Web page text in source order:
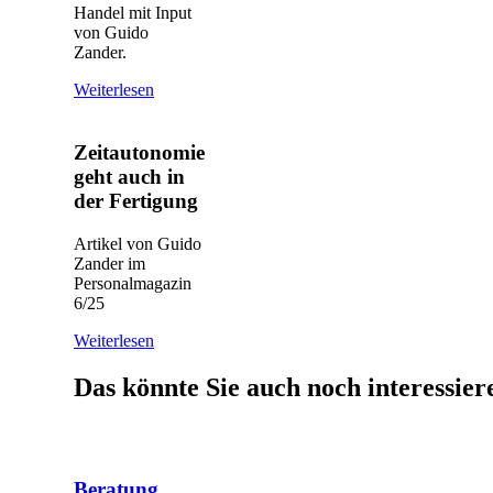
Handel mit Input
von Guido
Zander.
Weiterlesen
Zeitautonomie
geht auch in
der Fertigung
Artikel von Guido
Zander im
Personalmagazin
6/25
Weiterlesen
Das könnte Sie auch noch